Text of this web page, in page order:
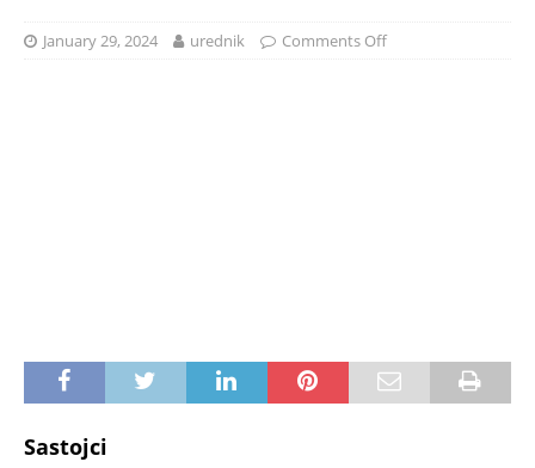
January 29, 2024 urednik Comments Off
Sastojci